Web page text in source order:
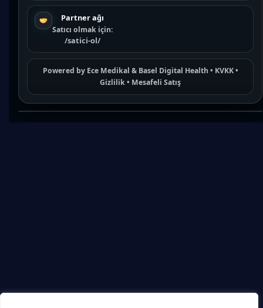
Partner ağı
Satıcı olmak için:
/satici-ol/
Powered by Ece Medikal & Basel Digital Health • KVKK•
Gizlilik• Mesafeli Satış